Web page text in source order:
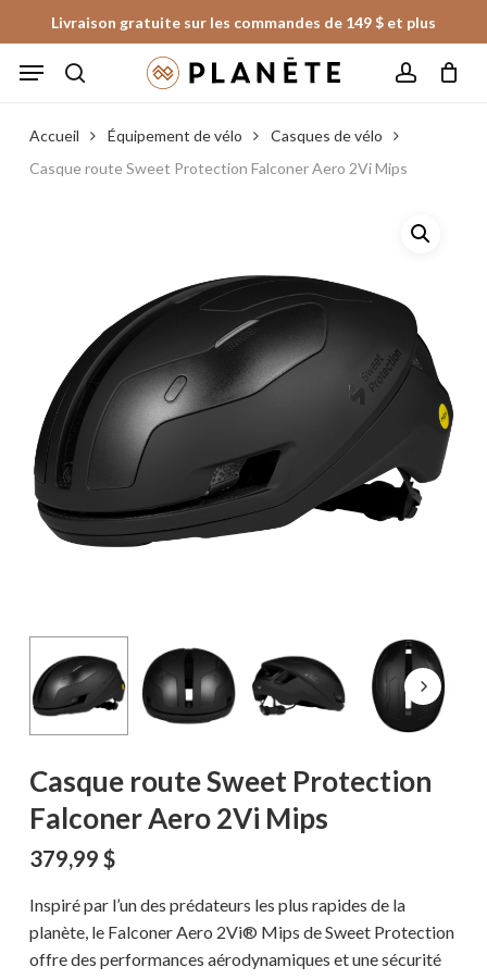
to
main
Livraison gratuite sur les commandes de 149 $ et plus
Menu
Fermer
le
panier
Accueil Équipement de vélo
Casques de vélo
Casque route Sweet Protection Falconer Aero 2Vi Mips
Casque route Sweet Protection
Falconer Aero 2Vi Mips
379,99 $
Inspiré par l’un des prédateurs les plus rapides de la
planète, le Falconer Aero 2Vi® Mips de Sweet Protection
offre des performances aérodynamiques et une sécurité